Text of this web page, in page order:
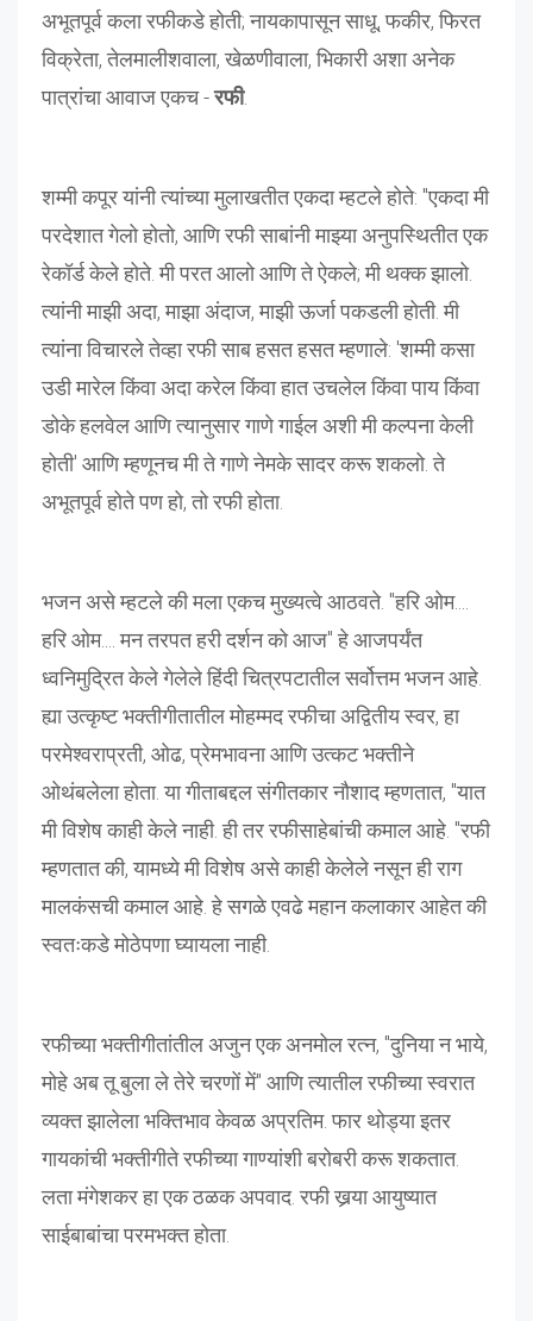
अभूतपूर्व कला रफीकडे होती; नायकापासून साधू, फकीर, फिरत
विक्रेता, तेलमालीशवाला, खेळणीवाला, भिकारी अशा अनेक
पात्रांचा आवाज एकच -रफी.
शम्मी कपूर यांनी त्यांच्या मुलाखतीत एकदा म्हटले होते: "एकदा मी
परदेशात गेलो होतो, आणि रफी साबांनी माझ्या अनुपस्थितीत एक
रेकॉर्ड केले होते. मी परत आलो आणि ते ऐकले; मी थक्क झालो.
त्यांनी माझी अदा, माझा अंदाज, माझी ऊर्जा पकडली होती. मी
त्यांना विचारले तेव्हा रफी साब हसत हसत म्हणाले: 'शम्मी कसा
उडी मारेल किंवा अदा करेल किंवा हात उचलेल किंवा पाय किंवा
डोके हलवेल आणि त्यानुसार गाणे गाईल अशी मी कल्पना केली
होती' आणि म्हणूनच मी ते गाणे नेमके सादर करू शकलो. ते
अभूतपूर्व होते पण हो, तो रफी होता.
भजन असे म्हटले की मला एकच मुख्यत्वे आठवते. "हरि ओम....
हरि ओम.... मन तरपत हरी दर्शन को आज" हे आजपर्यंत
ध्वनिमुद्रित केले गेलेले हिंदी चित्रपटातील सर्वोत्तम भजन आहे.
ह्या उत्कृष्ट भक्तीगीतातील मोहम्मद रफीचा अद्वितीय स्वर, हा
परमेश्वराप्रती, ओढ, प्रेमभावना आणि उत्कट भक्तीने
ओथंबलेला होता. या गीताबद्दल संगीतकार नौशाद म्हणतात, "यात
मी विशेष काही केले नाही. ही तर रफीसाहेबांची कमाल आहे. "रफी
म्हणतात की, यामध्ये मी विशेष असे काही केलेले नसून ही राग
मालकंसची कमाल आहे. हे सगळे एवढे महान कलाकार आहेत की
स्वतःकडे मोठेपणा घ्यायला नाही.
रफीच्या भक्तीगीतांतील अजुन एक अनमोल रत्न, "दुनिया न भाये,
मोहे अब तू बुला ले तेरे चरणों में" आणि त्यातील रफीच्या स्वरात
व्यक्त झालेला भक्तिभाव केवळ अप्रतिम. फार थोड्या इतर
गायकांची भक्तीगीते रफीच्या गाण्यांशी बरोबरी करू शकतात.
लता मंगेशकर हा एक ठळक अपवाद. रफी खर्‍या आयुष्यात
साईबाबांचा परमभक्त होता.